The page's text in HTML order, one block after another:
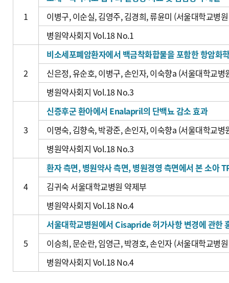
1
이병구, 이순실, 김영주, 김경희, 류윤미 (서울대학교병
병원약사회지 Vol.18 No.1
2
비소세포폐암환자에서 백금착화합물을 포함한 항암화
신은정, 유순호, 이병구, 손인자, 이숙향a (서울대학교
병원약사회지 Vol.18 No.3
3
신증후군 환아에서 Enalapril의 단백뇨 감소 효과
이명숙, 김향숙, 박광준, 손인자, 이숙향a (서울대학교
병원약사회지 Vol.18 No.3
4
환자 측면, 병원약사 측면, 병원경영 측면에서 본 소아
김귀숙 서울대학교병원 약제부
병원약사회지 Vol.18 No.4
5
서울대학교병원에서 Cisapride 허가사항 변경에 관한
이승희, 문순란, 임영근, 박경호, 손인자 (서울대학교병
병원약사회지 Vol.18 No.4